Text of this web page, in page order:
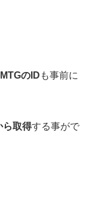
のID も事前に
ら取得する事がで